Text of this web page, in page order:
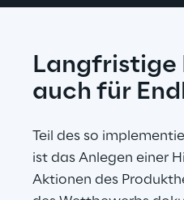
Langfristige
auch für
Teil des so
ist das Anlegen einer
Aktionen des